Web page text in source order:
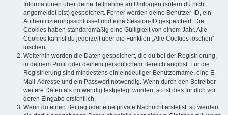
Informationen über deine Teilnahme an Umfragen (sofern du nicht
angemeldet bist) gespeichert. Ferner werden deine Benutzer-ID, ein
Authentifizierungsschlüssel und eine Session-ID gespeichert. Die
Cookies haben standardmäßig eine Gültigkeit von einem Jahr. Alle
Cookies kannst du jederzeit über die Funktion „Alle Cookies löschen“
löschen.
Weiterhin werden die Daten gespeichert, die du bei der Registrierung,
in deinem Profil oder deinem persönlichem Bereich angibst. Für die
Registrierung sind mindestens ein eindeutiger Benutzername, eine E-
Mail-Adresse und ein Passwort notwendig. Wenn durch den Betreiber
weitere Daten als notwendig festgelegt wurden, so ist dies für dich vor
deren Eingabe ersichtlich.
Wenn du einen Beitrag oder eine private Nachricht erstellst, so werden